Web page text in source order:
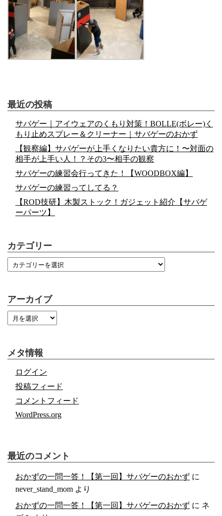
最近の投稿
サバゲー｜アイウェアのくもり対策！BOLLE(ボレー)く
もり止めスプレー＆クリーナー｜サバゲーのおかず
【観察編】サバゲーが上手くなりたい貴方に！〜対面の
相手が上手い人！？その3〜相手の観察
サバゲーの練習会行ってきた！【WOODBOX編】
サバゲーの練習ってしてる？
【ROD技研】木製ストック！ガジェット紹介【サバゲ
ーパーツ】
カテゴリー
アーカイブ
メタ情報
ログイン
投稿フィード
コメントフィード
WordPress.org
最近のコメント
おかずの一問一答！【第一回】サバゲーのおかず に
never_stand_mom より
おかずの一問一答！【第一回】サバゲーのおかず に ネ